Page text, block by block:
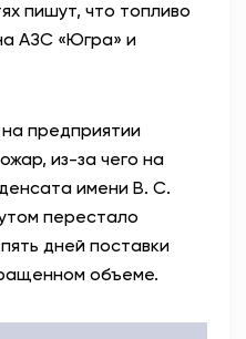
пишут, что топливо
АЗС «Югра» и
предприятии
из-за чего на
имени В. С.
перестало
дней поставки
объеме.